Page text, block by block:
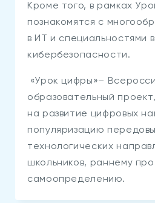
Кроме того, в рамках
познакомятся с
в ИТ и специальностями
кибербезопасности.
«Урок цифры»–
образовательный
на развитие цифровых
популяризацию
технологических
школьников, раннему
самоопределению.